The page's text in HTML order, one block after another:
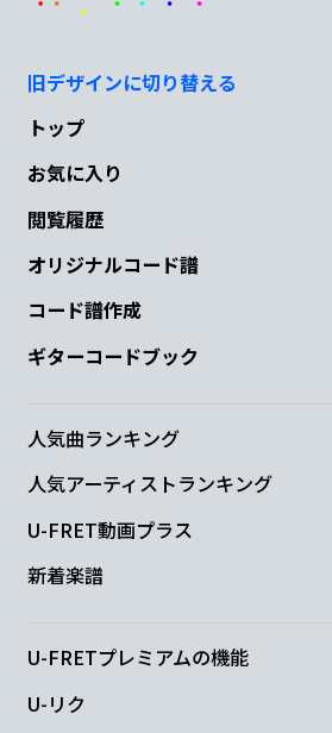
旧デザインに切り替える
トップ
お気に入り
閲覧履歴
オリジナルコード譜
コード譜作成
ギターコードブック
人気曲ランキング
人気アーティストランキング
U-FRET動画プラス
新着楽譜
U-FRETプレミアムの機能
U-リク